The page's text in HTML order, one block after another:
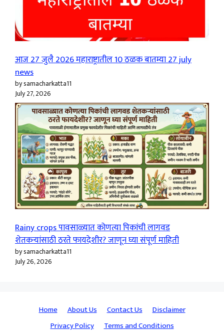
आज 27 जुलै 2026 महाराष्ट्रातील 10 ठळक बातम्या 27 july
news
by samacharkatta11
July 27, 2026
Rainy crops पावसाळ्यात कोणत्या पिकांची लागवड
शेतकऱ्यांसाठी ठरते फायदेशीर? जाणून घ्या संपूर्ण माहिती
by samacharkatta11
July 26, 2026
Home About Us Contact Us
Disclaimer
Privacy Policy
Terms and Conditions